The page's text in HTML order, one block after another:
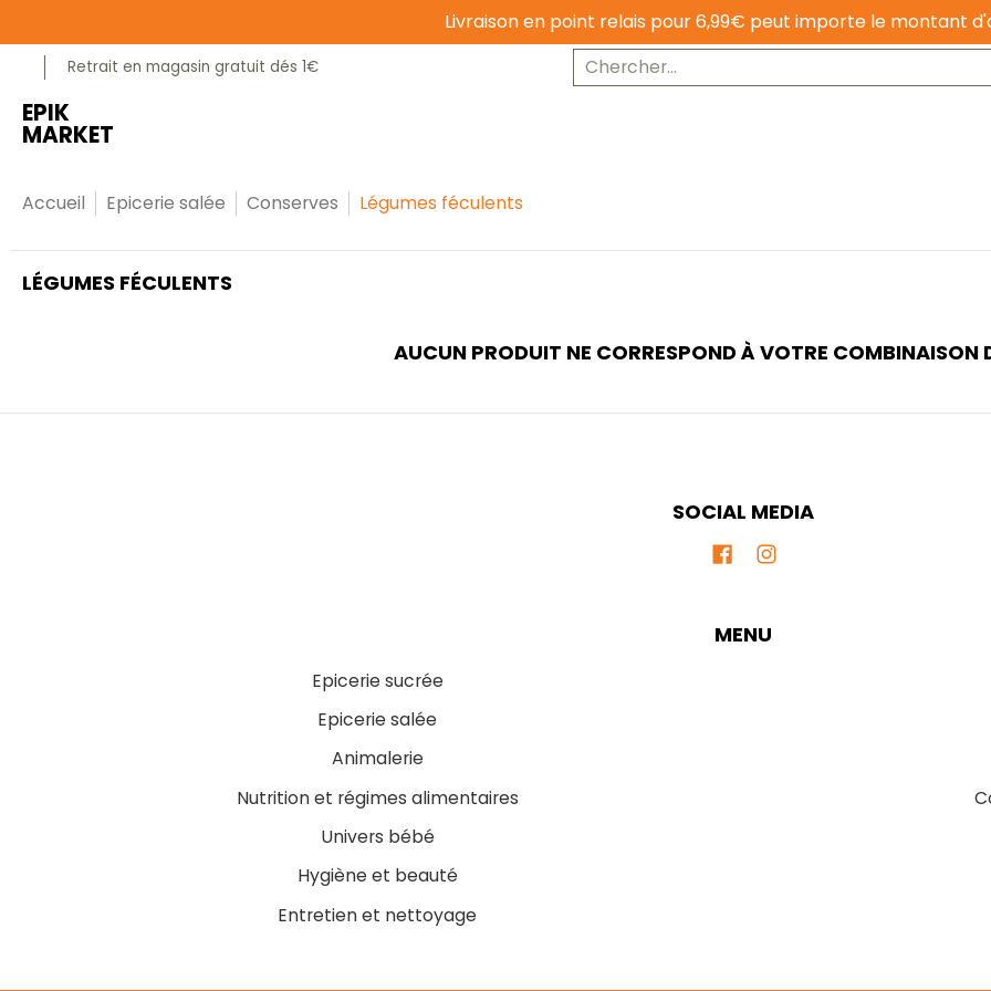
Livraison en point relais pour 6,99€ peut importe le montant
Epicerie sucrée Epicerie salée Nutrition et régimes alimentaires Univers bébé
Retrait en magasin gratuit dés 1€ Chercher...
EPIK
MARKET
Passer au contenu principal
Accueil Epicerie salée Conserves Légumes féculents
LÉGUMES FÉCULENTS
AUCUN PRODUIT NE CORRESPOND À VOTRE COMBINAISON
SOCIAL MEDIA
MENU
Epicerie sucrée
Epicerie salée
Animalerie
Nutrition et régimes alimentaires
Univers bébé
Hygiène et beauté
Entretien et nettoyage